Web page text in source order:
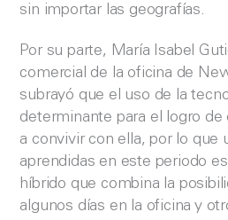
sin importar las geografías.
Por su parte, María Isabel
comercial de la oficina de
subrayó que el uso de la
determinante para el logro de
a convivir con ella, por lo que
aprendidas en este periodo
híbrido que combina la
algunos días en la oficina y